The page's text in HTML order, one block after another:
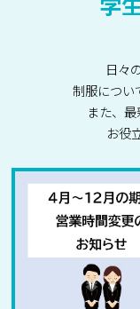
日々
制服につい
また、
お役